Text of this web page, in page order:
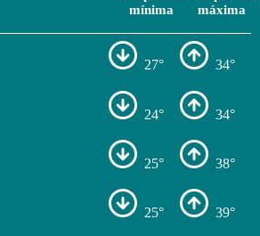
mínima
máxima
27° 34°
24° 34°
25° 38°
25° 39°